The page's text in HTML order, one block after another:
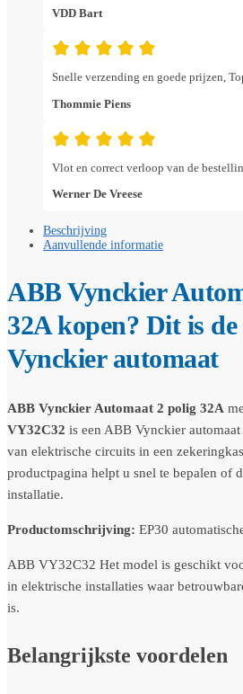
VDD Bart
Snelle verzending en goede prijzen,
Thommie Piens
Vlot en correct verloop van de
Werner De Vreese
Beschrijving
Aanvullende informatie
ABB Vynckier
32A kopen? Dit is
Vynckier automaat
ABB Vynckier Automaat 2 polig 32A
VY32C32 is een ABB Vynckier
van elektrische circuits in een
productpagina helpt u snel te bepalen of
installatie.
Productomschrijving: EP30
ABB VY32C32 Het model is geschikt
in elektrische installaties waar
is.
Belangrijkste voordelen